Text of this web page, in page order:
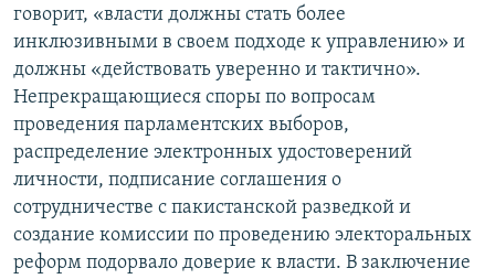
говорит, «власти должны стать более
инклюзивными в своем подходе к управлению» и
должны «действовать уверенно и тактично».
Непрекращающиеся споры по вопросам
проведения парламентских выборов,
распределение электронных удостоверений
личности, подписание соглашения о
сотрудничестве с пакистанской разведкой и
создание комиссии по проведению электоральных
реформ подорвало доверие к власти. В заключение